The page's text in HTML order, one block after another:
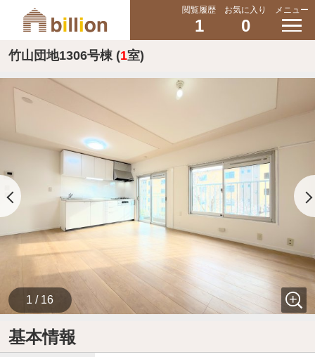
閲覧履歴
1
お気に入り
0
メニュー
竹山団地1306号棟 (1室)
1 / 16
基本情報